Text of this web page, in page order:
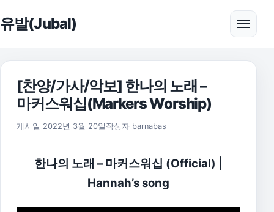
유발(Jubal) 메뉴
[찬양/가사/악보] 한나의 노래 –
마커스워십(Markers Worship)
게시일 2022년 3월 20일 2025년 11월 18일
작성자 barnabas
한나의 노래 – 마커스워십 (Official) |
Hannah’s song